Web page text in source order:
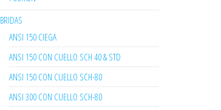
BRIDAS
ANSI 150 CIEGA
ANSI 150 CON CUELLO SCH 40 & STD
ANSI 150 CON CUELLO SCH-80
ANSI 300 CON CUELLO SCH-80